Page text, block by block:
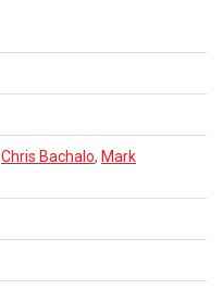
Chris Bachalo, Mark